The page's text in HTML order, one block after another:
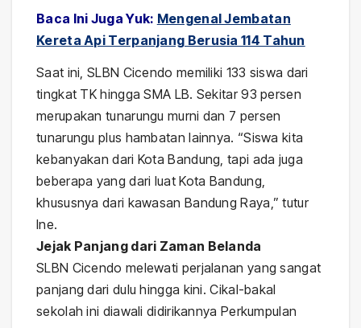
Baca Ini Juga Yuk: Mengenal Jembatan
Kereta Api Terpanjang Berusia 114 Tahun
Saat ini, SLBN Cicendo memiliki 133 siswa dari
tingkat TK hingga SMA LB. Sekitar 93 persen
merupakan tunarungu murni dan 7 persen
tunarungu plus hambatan lainnya. “Siswa kita
kebanyakan dari Kota Bandung, tapi ada juga
beberapa yang dari luat Kota Bandung,
khususnya dari kawasan Bandung Raya,” tutur
Ine.
Jejak Panjang dari Zaman Belanda
SLBN Cicendo melewati perjalanan yang sangat
panjang dari dulu hingga kini. Cikal-bakal
sekolah ini diawali didirikannya Perkumpulan